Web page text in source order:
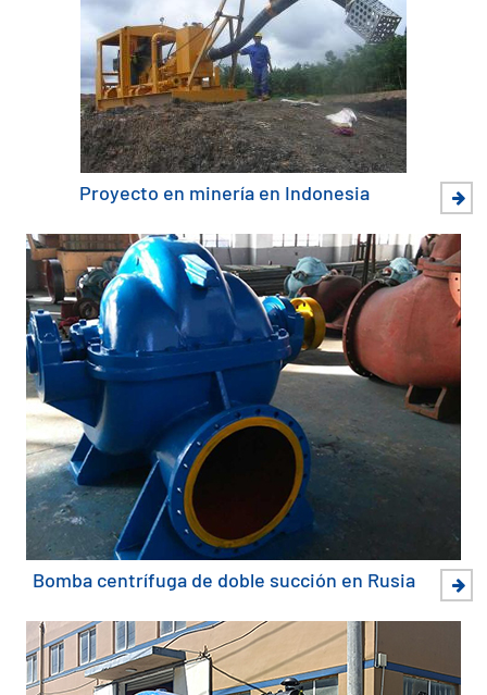
Proyecto en minería en Indonesia
Bomba centrífuga de doble succión en Rusia